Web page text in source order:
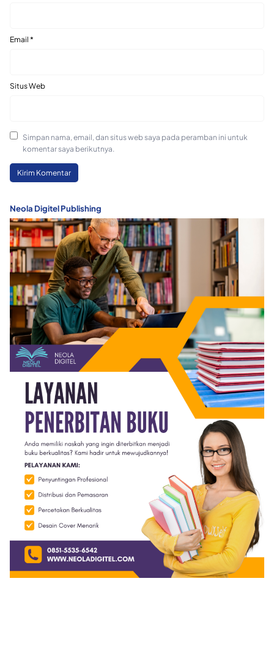
Email *
Situs Web
Simpan nama, email, dan situs web saya pada peramban ini untuk
komentar saya berikutnya.
Neola Digitel Publishing